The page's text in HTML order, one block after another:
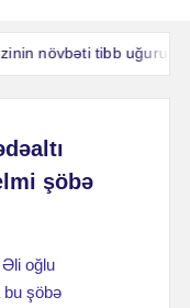
növbəti tibb uğuru:
şöbə
oğlu
bu şöbə